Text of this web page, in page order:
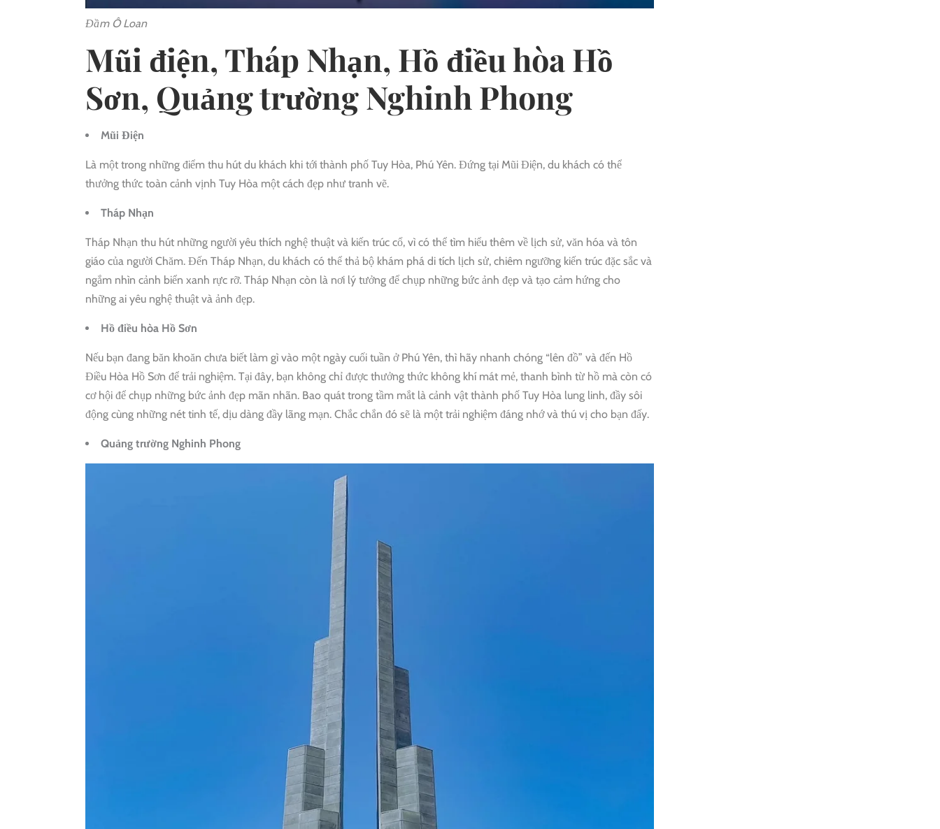
Đầm Ô Loan
Mũi điện, Tháp Nhạn, Hồ điều hòa Hồ
Sơn, Quảng trường Nghinh Phong
Mũi Điện
Là một trong những điểm thu hút du khách khi tới thành phố Tuy Hòa, Phú Yên. Đứng tại Mũi Điện, du khách có thể
thưởng thức toàn cảnh vịnh Tuy Hòa một cách đẹp như tranh vẽ.
Tháp Nhạn
Tháp Nhạn thu hút những người yêu thích nghệ thuật và kiến ​​trúc cổ, vì có thể tìm hiểu thêm về lịch sử, văn hóa và tôn
giáo của người Chăm. Đến Tháp Nhạn, du khách có thể thả bộ khám phá di tích lịch sử, chiêm ngưỡng kiến ​​trúc đặc sắc và
ngắm nhìn cảnh biển xanh rực rỡ. Tháp Nhạn còn là nơi lý tưởng để chụp những bức ảnh đẹp và tạo cảm hứng cho
những ai yêu nghệ thuật và ảnh đẹp.
Hồ điều hòa Hồ Sơn
Nếu bạn đang băn khoăn chưa biết làm gì vào một ngày cuối tuần ở Phú Yên, thì hãy nhanh chóng “lên đồ” và đến Hồ
Điều Hòa Hồ Sơn để trải nghiệm. Tại đây, bạn không chỉ được thưởng thức không khí mát mẻ, thanh bình từ hồ mà còn có
cơ hội để chụp những bức ảnh đẹp mãn nhãn. Bao quát trong tầm mắt là cảnh vật thành phố Tuy Hòa lung linh, đầy sôi
động cùng những nét tinh tế, dịu dàng đầy lãng mạn. Chắc chắn đó sẽ là một trải nghiệm đáng nhớ và thú vị cho bạn đấy.
Quảng trường Nghinh Phong